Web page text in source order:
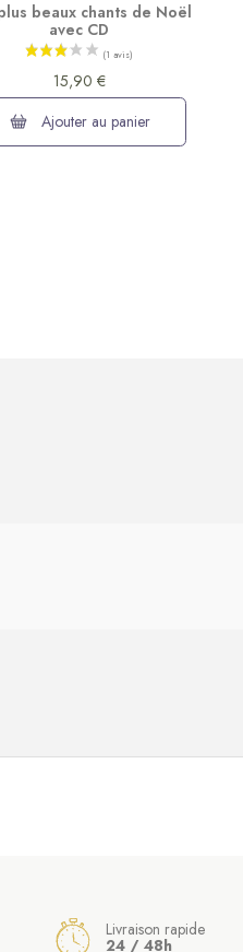
beaux chants de Noël
avec CD
15,90 €
Ajouter au panier
Livraison rapide
24 / 48h